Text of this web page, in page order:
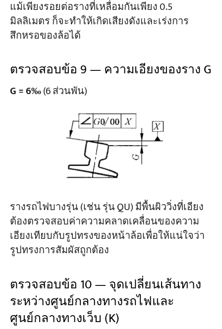
แม้เพียงรอยต่อรางที่เหลื่อมกันเพียง 0.5
มิลลิเมตร ก็จะทำให้เกิดเสียงดังและเร่งการ
สึกหรอของล้อได้
ตรวจสอบข้อ 9 — ความเอียงของราง G
G = 6‰(6 ส่วนพัน)
รางรถไฟบางรุ่น (เช่น รุ่น QU) มีพื้นผิววิ่งที่เอียง
ต้องตรวจสอบค่าความคลาดเคลื่อนของความ
เอียงเทียบกับรูปทรงของหน้าล้อเพื่อให้แน่ใจว่า
รูปทรงการสัมผัสถูกต้อง
ตรวจสอบข้อ 10 — จุดเปลี่ยนเส้นทาง
ระหว่างศูนย์กลางทางรถไฟและ
ศูนย์กลางทางเว็บ (K)